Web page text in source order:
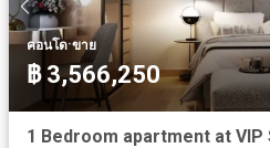
คอนโด·ขาย
฿ 3,566,250
1 Bedroom apartment at VIP